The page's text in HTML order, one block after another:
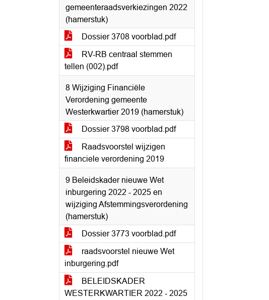
gemeenteraadsverkiezingen 2022
(hamerstuk)
Dossier 3708 voorblad.pdf
RV-RB centraal stemmen
tellen (002).pdf
8 Wijziging Financiële
Verordening gemeente
Westerkwartier 2019 (hamerstuk)
Dossier 3798 voorblad.pdf
Raadsvoorstel wijzigen
financiele verordening 2019
9 Beleidskader nieuwe Wet
inburgering 2022 - 2025 en
wijziging Afstemmingsverordening
(hamerstuk)
Dossier 3773 voorblad.pdf
raadsvoorstel nieuwe Wet
inburgering.pdf
BELEIDSKADER
WESTERKWARTIER 2022 - 2025